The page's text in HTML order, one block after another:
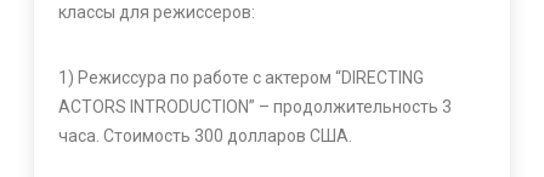
классы для режиссеров:
1) Режиссура по работе с актером “DIRECTING
ACTORS INTRODUCTION” – продолжительность 3
часа. Стоимость 300 долларов США.